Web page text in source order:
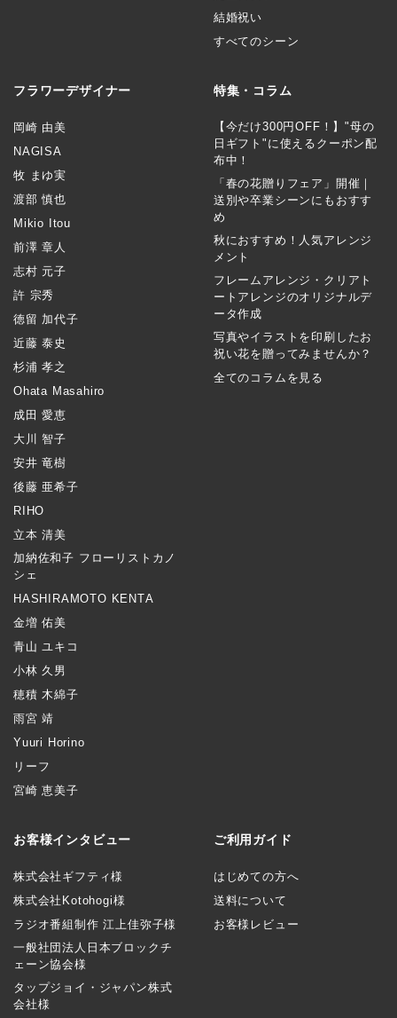
結婚祝い
すべてのシーン
フラワーデザイナー
岡崎 由美
NAGISA
牧 まゆ実
渡部 慎也
Mikio Itou
前澤 章人
志村 元子
許 宗秀
徳留 加代子
近藤 泰史
杉浦 孝之
Ohata Masahiro
成田 愛恵
大川 智子
安井 竜樹
後藤 亜希子
RIHO
立本 清美
加納佐和子 フローリストカノ
シェ
HASHIRAMOTO KENTA
金増 佑美
青山 ユキコ
小林 久男
穂積 木綿子
雨宮 靖
Yuuri Horino
リーフ
宮崎 恵美子
特集・コラム
【今だけ300円OFF！】"母の
日ギフト"に使えるクーポン配
布中！
「春の花贈りフェア」開催｜
送別や卒業シーンにもおすす
め
秋におすすめ！人気アレンジ
メント
フレームアレンジ・クリアト
ートアレンジのオリジナルデ
ータ作成
写真やイラストを印刷したお
祝い花を贈ってみませんか？
全てのコラムを見る
お客様インタビュー
株式会社ギフティ様
株式会社Kotohogi様
ラジオ番組制作 江上佳弥子様
一般社団法人日本ブロックチ
ェーン協会様
タップジョイ・ジャパン株式
会社様
ご利用ガイド
はじめての方へ
送料について
お客様レビュー